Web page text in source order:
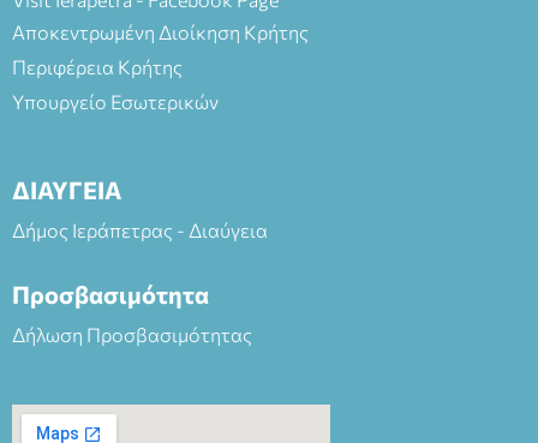
Αποκεντρωμένη Διοίκηση Κρήτης
Περιφέρεια Κρήτης
Υπουργείο Εσωτερικών
ΔΙΑΥΓΕΙΑ
Δήμος Ιεράπετρας - Διαύγεια
Προσβασιμότητα
Δήλωση Προσβασιμότητας